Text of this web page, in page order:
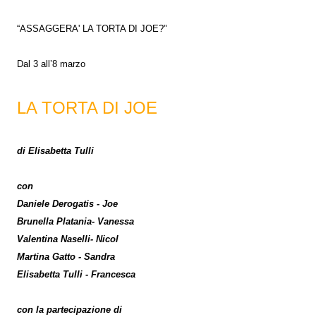
“ASSAGGERA' LA TORTA DI JOE?"
Dal 3 all’8 marzo
LA TORTA DI JOE
di Elisabetta Tulli
con
Daniele Derogatis - Joe
Brunella Platania- Vanessa
Valentina Naselli- Nicol
Martina Gatto - Sandra
Elisabetta Tulli - Francesca
con la partecipazione di